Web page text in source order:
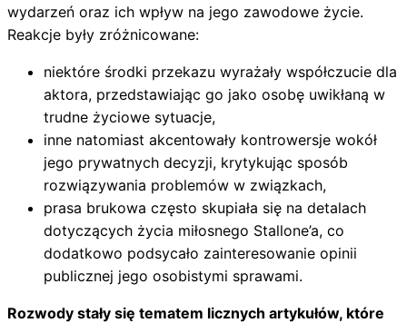
wydarzeń oraz ich wpływ na jego zawodowe życie.
Reakcje były zróżnicowane:
niektóre środki przekazu wyrażały współczucie dla
aktora, przedstawiając go jako osobę uwikłaną w
trudne życiowe sytuacje,
inne natomiast akcentowały kontrowersje wokół
jego prywatnych decyzji, krytykując sposób
rozwiązywania problemów w związkach,
prasa brukowa często skupiała się na detalach
dotyczących życia miłosnego Stallone’a, co
dodatkowo podsycało zainteresowanie opinii
publicznej jego osobistymi sprawami.
Rozwody stały się tematem licznych artykułów, które